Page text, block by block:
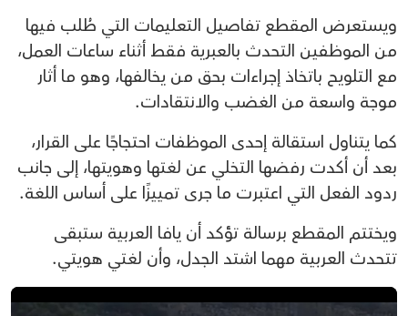
ويستعرض المقطع تفاصيل التعليمات التي طُلب فيها
من الموظفين التحدث بالعبرية فقط أثناء ساعات العمل،
مع التلويح باتخاذ إجراءات بحق من يخالفها، وهو ما أثار
موجة واسعة من الغضب والانتقادات.
كما يتناول استقالة إحدى الموظفات احتجاجًا على القرار،
بعد أن أكدت رفضها التخلي عن لغتها وهويتها، إلى جانب
ردود الفعل التي اعتبرت ما جرى تمييزًا على أساس اللغة.
ويختتم المقطع برسالة تؤكد أن يافا العربية ستبقى
تتحدث العربية مهما اشتد الجدل، وأن لغتي هويتي.